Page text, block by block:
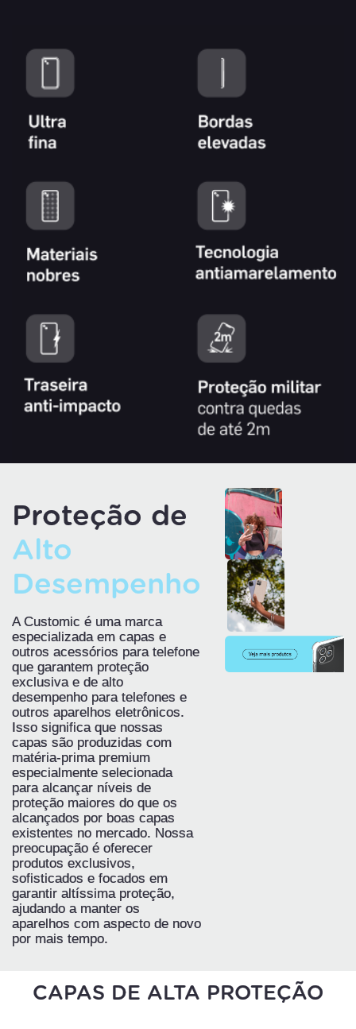
Proteção de
Alto
Desempenho
A Customic é uma marca
especializada em capas e
outros acessórios para telefone
que garantem proteção
exclusiva e de alto
desempenho para telefones e
outros aparelhos eletrônicos.
Isso significa que nossas
capas são produzidas com
matéria-prima premium
especialmente selecionada
para alcançar níveis de
proteção maiores do que os
alcançados por boas capas
existentes no mercado. Nossa
preocupação é oferecer
produtos exclusivos,
sofisticados e focados em
garantir altíssima proteção,
ajudando a manter os
aparelhos com aspecto de novo
por mais tempo.
CAPAS DE ALTA PROTEÇÃO